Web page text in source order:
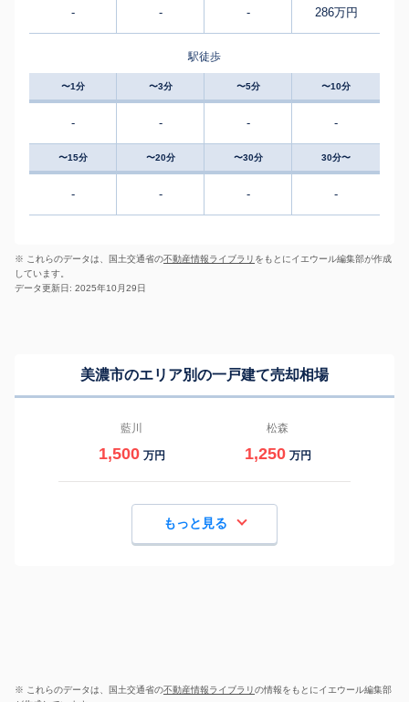
- - - 286万円
駅徒歩
〜1分 〜3分 〜5分 〜10分
- - - -
〜15分 〜20分 〜30分 30分〜
- - - -
※ これらのデータは、国土交通省の不動産情報ライブラリ をもとにイエウール編集部が作成
しています。
データ更新日: 2025年10月29日
美濃市のエリア別の一戸建て売却相場
藍川
1,500 万円
松森
1,250 万円
もっと見る
※ これらのデータは、国土交通省の不動産情報ライブラリの情報をもとにイエウール編集部